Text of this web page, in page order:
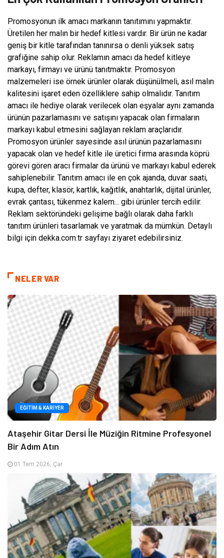
Promosyonun ilk amacı markanın tanıtımını yapmaktır.
Üretilen her malın bir hedef kitlesi vardır. Bir ürün ne kadar
geniş bir kitle tarafından tanınırsa o denli yüksek satış
grafiğine sahip olur. Reklamın amacı da hedef kitleye
markayı, firmayı ve ürünü tanıtmaktır. Promosyon
malzemeleri ise örnek ürünler olarak düşünülmeli, asıl malın
kalitesini işaret eden özelliklere sahip olmalıdır. Tanıtım
amacı ile hediye olarak verilecek olan eşyalar aynı zamanda
ürünün pazarlamasını ve satışını yapacak olan firmaların
markayı kabul etmesini sağlayan reklam araçlarıdır.
Promosyon ürünler sayesinde asıl ürünün pazarlamasını
yapacak olan ve hedef kitle ile üretici firma arasında köprü
görevi gören aracı firmalar da ürünü ve markayı kabul ederek
sahiplenebilir. Tanıtım amacı ile en çok ajanda, duvar saati,
kupa, defter, klasör, kartlık, kağıtlık, anahtarlık, dijital ürünler,
evrak çantası, tükenmez kalem... gibi ürünler tercih edilir.
Reklam sektöründeki gelişime bağlı olarak daha farklı
tanıtım ürünleri tasarlamak ve yaratmak da mümkün. Detaylı
bilgi için dekka.com.tr sayfayı ziyaret edebilirsiniz.
NELER VAR
EĞITIM & KARIYER
Ataşehir Gitar Dersi İle Müziğin Ritmine Profesyonel
Bir Adım Atın
01 Tem 2026, Çar